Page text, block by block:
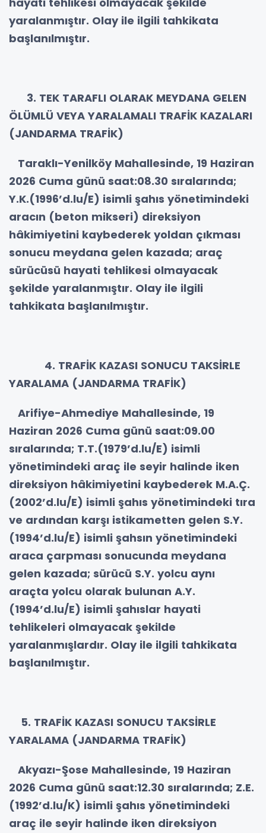
yaralanmıştır. Olay ile ilgili tahkikata
başlanılmıştır.
3. TEK TARAFLI OLARAK MEYDANA GELEN
ÖLÜMLÜ VEYA YARALAMALI TRAFİK KAZALARI
(JANDARMA TRAFİK)
Taraklı-Yenilköy Mahallesinde, 19 Haziran
2026 Cuma günü saat:08.30 sıralarında;
Y.K.(1996’d.lu/E) isimli şahıs yönetimindeki
aracın (beton mikseri) direksiyon
hâkimiyetini kaybederek yoldan çıkması
sonucu meydana gelen kazada; araç
sürücüsü hayati tehlikesi olmayacak
şekilde yaralanmıştır. Olay ile ilgili
tahkikata başlanılmıştır.
4. TRAFİK KAZASI SONUCU TAKSİRLE
YARALAMA (JANDARMA TRAFİK)
Arifiye-Ahmediye Mahallesinde, 19
Haziran 2026 Cuma günü saat:09.00
sıralarında; T.T.(1979’d.lu/E) isimli
yönetimindeki araç ile seyir halinde iken
direksiyon hâkimiyetini kaybederek M.A.Ç.
(2002’d.lu/E) isimli şahıs yönetimindeki tıra
ve ardından karşı istikametten gelen S.Y.
(1994’d.lu/E) isimli şahsın yönetimindeki
araca çarpması sonucunda meydana
gelen kazada; sürücü S.Y. yolcu aynı
araçta yolcu olarak bulunan A.Y.
(1994’d.lu/E) isimli şahıslar hayati
tehlikeleri olmayacak şekilde
yaralanmışlardır. Olay ile ilgili tahkikata
başlanılmıştır.
5. TRAFİK KAZASI SONUCU TAKSİRLE
YARALAMA (JANDARMA TRAFİK)
Akyazı-Şose Mahallesinde, 19 Haziran
2026 Cuma günü saat:12.30 sıralarında; Z.E.
(1992’d.lu/K) isimli şahıs yönetimindeki
araç ile seyir halinde iken direksiyon